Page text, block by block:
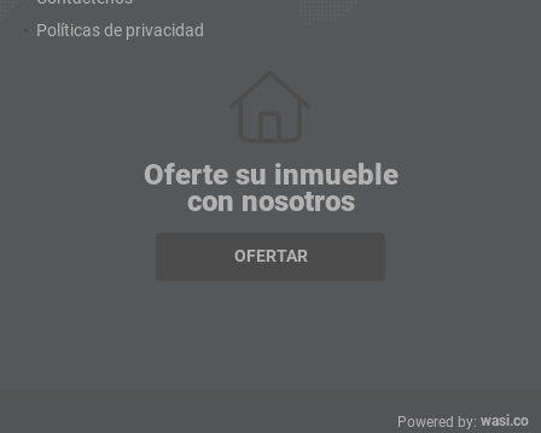
Políticas de privacidad
Oferte su inmueble
con nosotros
OFERTAR
Powered by: wasi.co